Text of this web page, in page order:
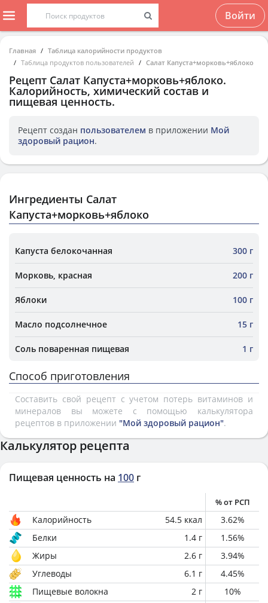
Войти
Главная
Таблица калорийности продуктов
Таблица продуктов пользователей
Салат Капуста+морковь+яблоко
Рецепт Салат Капуста+морковь+яблоко.
Калорийность, химический состав и
пищевая ценность.
Рецепт создан пользователем в приложении Мой
здоровый рацион.
Ингредиенты Салат
Капуста+морковь+яблоко
Капуста белокочанная 300 г
Морковь, красная 200 г
Яблоки 100 г
Масло подсолнечное 15 г
Соль поваренная пищевая 1 г
Способ приготовления
Составить свой рецепт с учетом потерь витаминов и
минералов вы можете с помощью калькулятора
рецептов в приложении "Мой здоровый рацион".
Калькулятор рецепта
Пищевая ценность на 100 г
% от РСП
Калорийность 54.5 ккал 3.62%
Белки
1.4 г 1.56%
Жиры
2.6 г 3.94%
Углеводы
6.1 г 4.45%
Пищевые волокна
2 г 10%